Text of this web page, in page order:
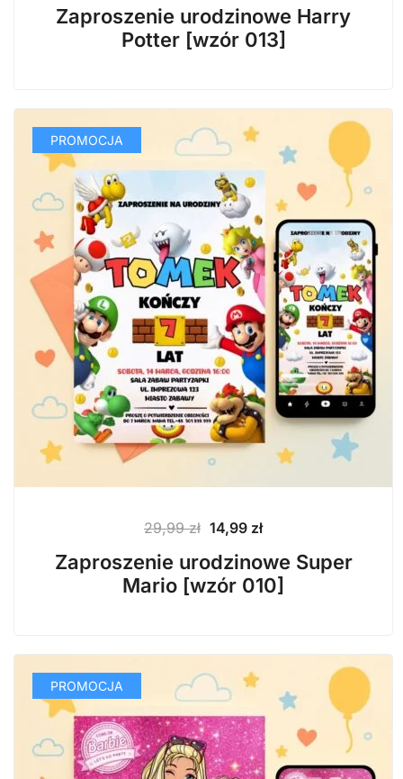
cena
wynosiła:
29,99 zł.
wynosi:
14,99 zł.
Zaproszenie urodzinowe Harry
Potter [wzór 013]
PROMOCJA
29,99zł Pierwotna
cena
wynosiła:
29,99 zł.
14,99 złAktualna
wynosi:
14,99 zł.
Zaproszenie urodzinowe Super
Mario [wzór 010]
PROMOCJA